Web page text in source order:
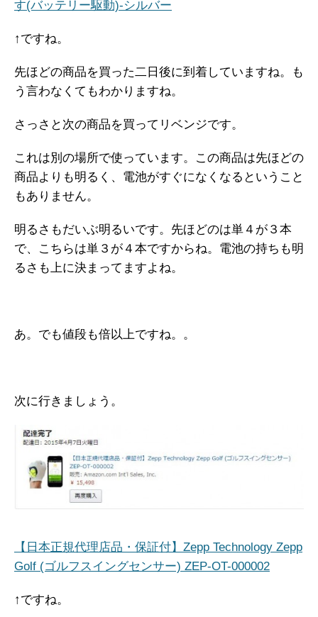
す(バッテリー駆動)-シルバー
↑ですね。
先ほどの商品を買った二日後に到着していますね。も
う言わなくてもわかりますね。
さっさと次の商品を買ってリベンジです。
これは別の場所で使っています。この商品は先ほどの
商品よりも明るく、電池がすぐになくなるということ
もありません。
明るさもだいぶ明るいです。先ほどのは単４が３本
で、こちらは単３が４本ですからね。電池の持ちも明
るさも上に決まってますよね。
あ。でも値段も倍以上ですね。。
次に行きましょう。
【日本正規代理店品・保証付】Zepp Technology Zepp
Golf (ゴルフスイングセンサー) ZEP-OT-000002
↑ですね。